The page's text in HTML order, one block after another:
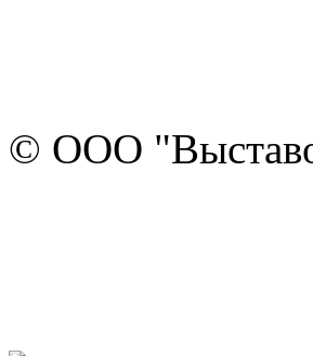
© ООО